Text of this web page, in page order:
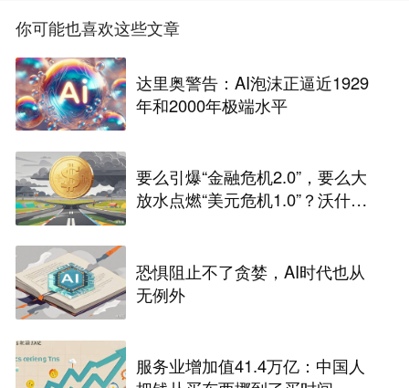
你可能也喜欢这些文章
达里奥警告：AI泡沫正逼近1929
年和2000年极端水平
要么引爆“金融危机2.0”，要么大
放水点燃“美元危机1.0”？沃什面
恐惧阻止不了贪婪，AI时代也从
无例外
服务业增加值41.4万亿：中国人